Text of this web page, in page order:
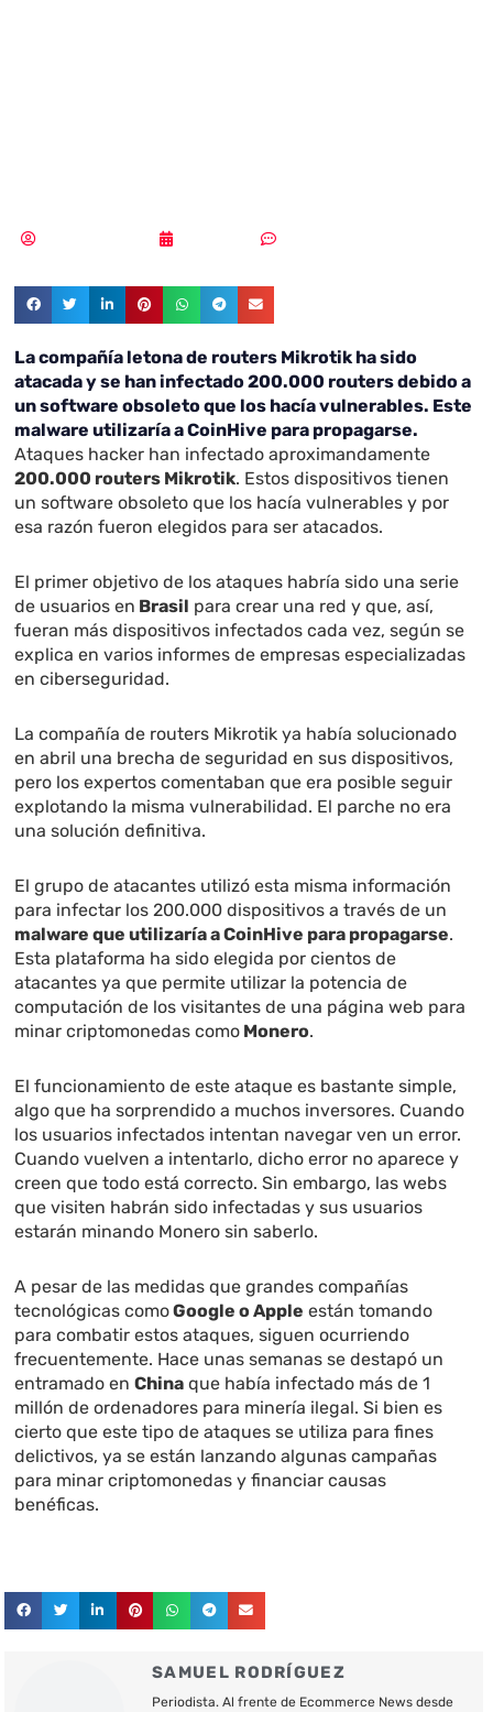
La compañía letona de routers Mikrotik ha sido
atacada y se han infectado 200.000 routers debido a
un software obsoleto que los hacía vulnerables. Este
malware utilizaría a CoinHive para propagarse.
Ataques hacker han infectado aproximandamente
200.000 routers Mikrotik. Estos dispositivos tienen
un software obsoleto que los hacía vulnerables y por
esa razón fueron elegidos para ser atacados.
El primer objetivo de los ataques habría sido una serie
de usuarios en Brasil para crear una red y que, así,
fueran más dispositivos infectados cada vez, según se
explica en varios informes de empresas especializadas
en ciberseguridad.
La compañía de routers Mikrotik ya había solucionado
en abril una brecha de seguridad en sus dispositivos,
pero los expertos comentaban que era posible seguir
explotando la misma vulnerabilidad. El parche no era
una solución definitiva.
El grupo de atacantes utilizó esta misma información
para infectar los 200.000 dispositivos a través de un
malware que utilizaría a CoinHive para propagarse.
Esta plataforma ha sido elegida por cientos de
atacantes ya que permite utilizar la potencia de
computación de los visitantes de una página web para
minar criptomonedas como Monero.
El funcionamiento de este ataque es bastante simple,
algo que ha sorprendido a muchos inversores. Cuando
los usuarios infectados intentan navegar ven un error.
Cuando vuelven a intentarlo, dicho error no aparece y
creen que todo está correcto. Sin embargo, las webs
que visiten habrán sido infectadas y sus usuarios
estarán minando Monero sin saberlo.
A pesar de las medidas que grandes compañías
tecnológicas comoGoogle o Apple están tomando
para combatir estos ataques, siguen ocurriendo
frecuentemente. Hace unas semanas se destapó un
entramado enChina que había infectado más de 1
millón de ordenadores para minería ilegal. Si bien es
cierto que este tipo de ataques se utiliza para fines
delictivos, ya se están lanzando algunas campañas
para minar criptomonedas y financiar causas
benéficas.
SAMUEL RODRÍGUEZ
Periodista. Al frente de Ecommerce News desde